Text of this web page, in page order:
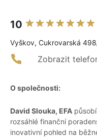
10
Vyškov, Cukrovarská
Zobrazit
O společnosti:
David Slouka, EFA
rozsáhlé finanční
inovativní pohled na